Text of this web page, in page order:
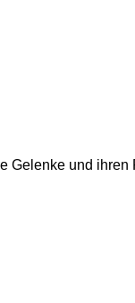
Gelenke und ihren